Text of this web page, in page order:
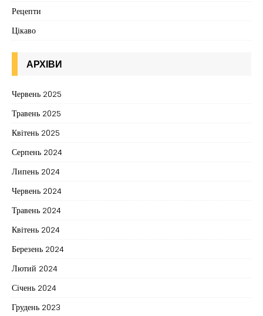
Рецепти
Цікаво
АРХІВИ
Червень 2025
Травень 2025
Квітень 2025
Серпень 2024
Липень 2024
Червень 2024
Травень 2024
Квітень 2024
Березень 2024
Лютий 2024
Січень 2024
Грудень 2023